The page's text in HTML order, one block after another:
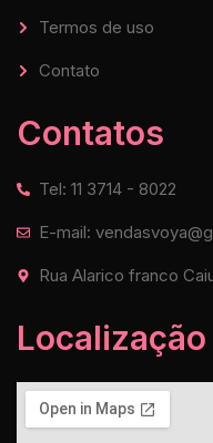
Termos de uso
Contato
Contatos
Tel: 11 3714 - 8022
E-mail:
Rua Alarico franco
Localização